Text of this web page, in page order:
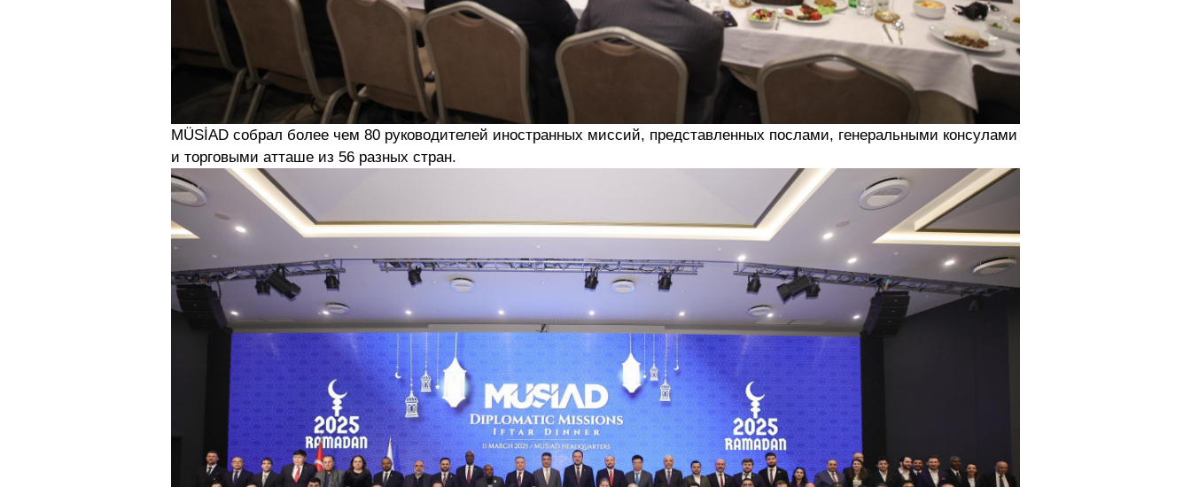
MÜSİAD собрал более чем 80 руководителей иностранных миссий, представленных послами, генеральными консулами
и торговыми атташе из 56 разных стран.